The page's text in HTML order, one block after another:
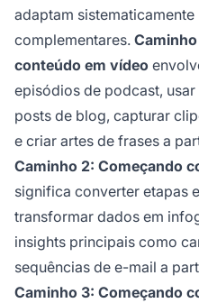
adaptam
complementares.
conteúdo em vídeo
episódios de podcast,
posts de blog, capturar
e criar artes de frases a
Caminho 2: Começando
significa converter etapas
transformar dados em
insights principais como
sequências de e-mail a
Caminho 3: Começando